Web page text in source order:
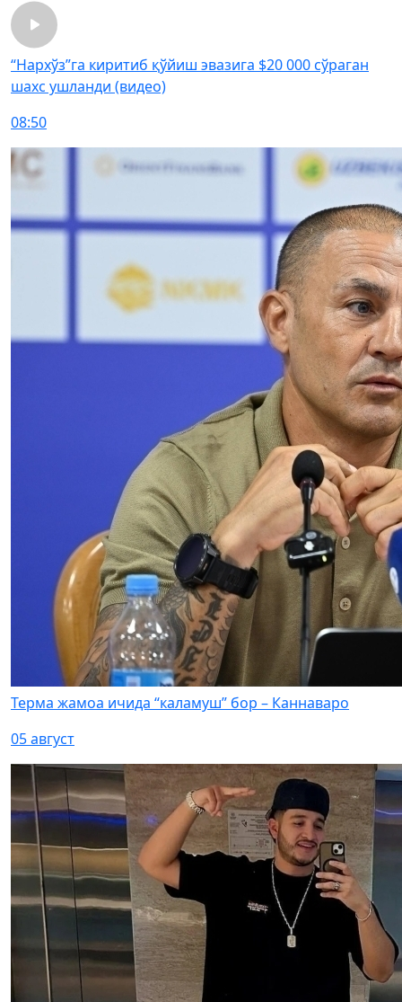
“Нархўз”га киритиб қўйиш эвазига $20 000 сўраган
шахс ушланди (видео)
08:50
Терма жамоа ичида “каламуш” бор – Каннаваро
05 август